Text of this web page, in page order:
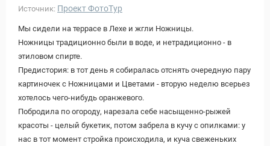
Источник: Проект ФотоТур
Мы сидели на террасе в Лехе и жгли Ножницы.
Ножницы традиционно были в воде, и нетрадиционно - в
этиловом спирте.
Предистория: в тот день я собиралась отснять очередную пару
картиночек с Ножницами и Цветами - вторую неделю всерьез
хотелось чего-нибудь оранжевого.
Побродила по огороду, нарезала себе насыщенно-рыжей
красоты - целый букетик, потом забрела в кучу с опилками: у
нас в тот момент стройка происходила, и куча свеженьких